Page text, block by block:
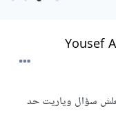
سؤال وياريت حد